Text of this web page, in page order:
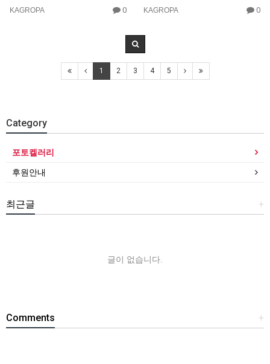
KAGROPA 0 KAGROPA 0
1 2 3 4 5
Category
포토켈러리
후원안내
+
최근글
글이 없습니다.
+
Comments